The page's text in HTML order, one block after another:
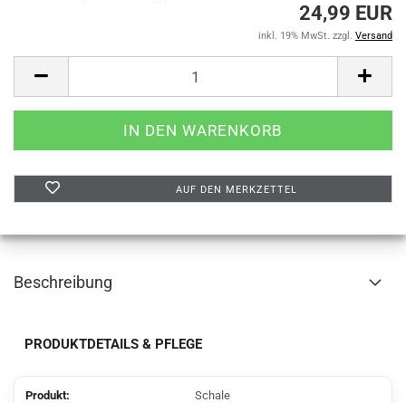
24,99 EUR
inkl. 19% MwSt. zzgl. Versand
AUF DEN MERKZETTEL
Beschreibung
PRODUKTDETAILS & PFLEGE
Produkt: Schale